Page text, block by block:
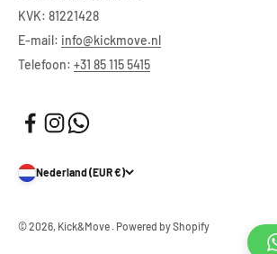
KVK: 81221428
E-mail: info@kickmove.nl
Telefoon: +31 85 115 5415
Nederland (EUR €)
© 2026, Kick&Move . Powered by Shopify